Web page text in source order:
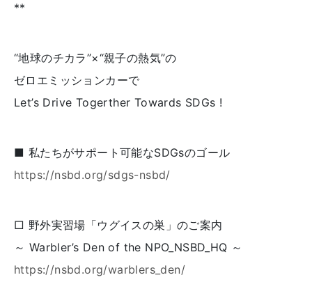
**
“地球のチカラ”×“親子の熱気”の
ゼロエミッションカーで
Let’s Drive Togerther Towards SDGs !
■ 私たちがサポート可能なSDGsのゴール
https://nsbd.org/sdgs-nsbd/
□ 野外実習場「ウグイスの巣」のご案内
～ Warbler’s Den of the NPO_NSBD_HQ ～
https://nsbd.org/warblers_den/